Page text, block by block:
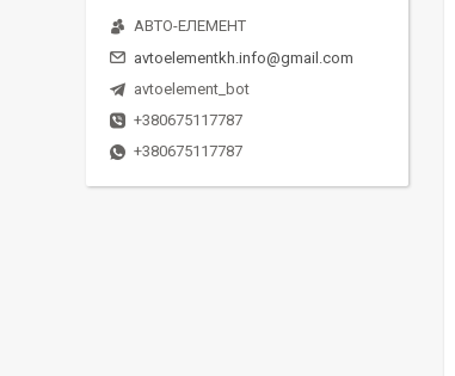
АВТО-ЕЛЕМЕНТ
avtoelementkh.info@gmail.com
avtoelement_bot
+380675117787
+380675117787